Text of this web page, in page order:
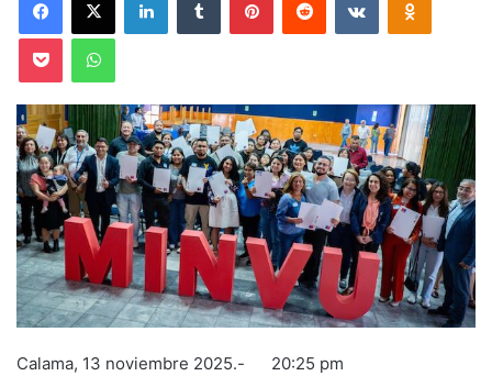
Pocket WhatsApp
Calama, 13 noviembre 2025.- 20:25 pm